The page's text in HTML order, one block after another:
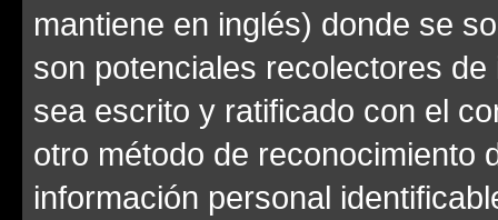
mantiene en inglés) donde se
son potenciales recolectores
sea escrito y ratificado con el
otro método de reconocimiento
información personal